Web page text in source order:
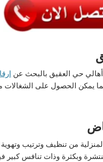
حي العقيق بالبحث عن
كما يمكن الحصول على
من تنظيف وترتيب وتهوية
وبكثرة وذات تنافس كبير